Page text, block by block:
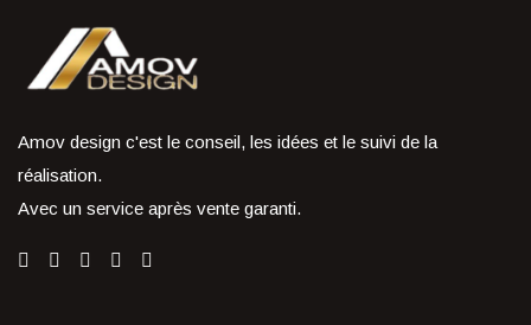
Amov design c'est le conseil, les idées et le suivi de la
réalisation.
Avec un service après vente garanti.